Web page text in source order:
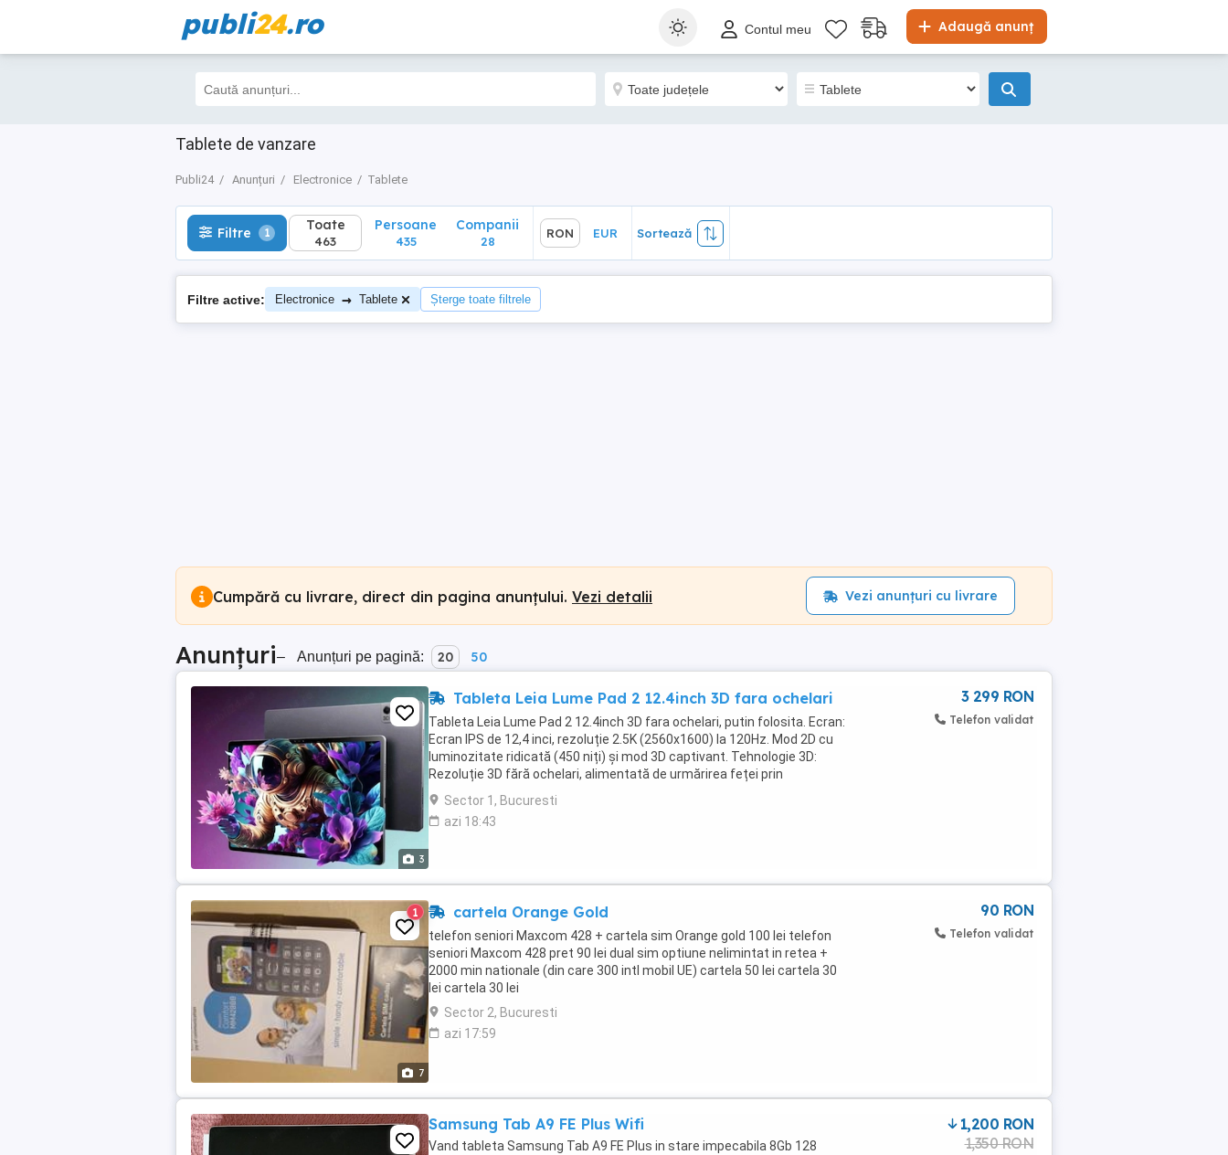
publi24.ro Adaugă anunț
Contul meu
Tablete de vanzare
Publi24 Anunțuri Electronice Tablete
Filtre 1 Toate
463
Sortează
Filtre 1 Toate
463
Persoane
435
Companii
28
RON EUR Sortează
Filtre active: Electronice → Tablete Șterge toate filtrele
Cumpără cu livrare, direct din pagina anunțului. Vezi detalii Vezi anunțuri cu livrare
Anunțuri– Anunțuri pe pagină: 20 50
3
Tableta Leia Lume Pad 2 12.4inch 3D fara ochelari
Tableta Leia Lume Pad 2 12.4inch 3D fara ochelari, putin folosita. Ecran:
Ecran IPS de 12,4 inci, rezoluție 2.5K (2560x1600) la 120Hz. Mod 2D cu
luminozitate ridicată (450 niți) și mod 3D captivant. Tehnologie 3D:
Rezoluție 3D fără ochelari, alimentată de urmărirea feței prin
inteligență artificială, ...
Sector 1, Bucuresti
azi 18:43
3 299 RON
Telefon validat
7
1 cartela Orange Gold
telefon seniori Maxcom 428 + cartela sim Orange gold 100 lei telefon
seniori Maxcom 428 pret 90 lei dual sim optiune nelimintat in retea +
2000 min nationale (din care 300 intl mobil UE) cartela 50 lei cartela 30
lei cartela 30 lei
Sector 2, Bucuresti
azi 17:59
90 RON
Telefon validat
Samsung Tab A9 FE Plus Wifi
Vand tableta Samsung Tab A9 FE Plus in stare impecabila 8Gb 128
1,200 RON
1,350 RON